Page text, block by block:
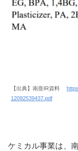
【出典】南亜IR資料
12092539437.pdf
ケミカル事業は、